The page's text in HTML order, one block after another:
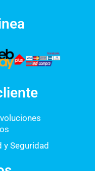
y Seguridad